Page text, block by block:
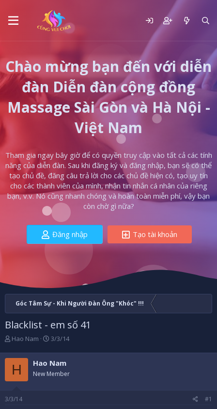
Chào mừng bạn đến với diễn
đàn Diễn đàn cộng đồng
Massage Sài Gòn và Hà Nội -
Việt Nam
Tham gia ngay bây giờ để có quyền truy cập vào tất cả các tính
năng của diễn đàn. Sau khi đăng ký và đăng nhập, bạn sẽ có thể
tạo chủ đề, đăng câu trả lời cho các chủ đề hiện có, tạo uy tín
cho các thành viên của mình, nhận tin nhắn cá nhân của riêng
bạn, v.v. Nó cũng nhanh chóng và hoàn toàn miễn phí, vậy bạn
còn chờ gì nữa?
Đăng nhập Tạo tài khoản
Góc Tâm Sự - Khi Người Đàn Ông "Khóc" !!!
Blacklist - em số 41
B
t
đ
ầ
u
Hao Nam
N
à
y
b
3/3/14
H Hao Nam
New Member
3/3/14 #1